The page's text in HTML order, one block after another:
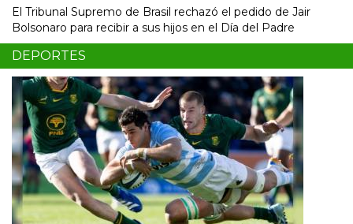
El Tribunal Supremo de Brasil rechazó el pedido de Jair
Bolsonaro para recibir a sus hijos en el Día del Padre
DEPORTES